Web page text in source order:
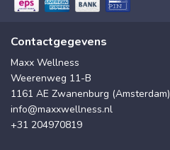
Contactgegevens
Maxx Wellness
Weerenweg 11-B
1161 AE Zwanenburg (Amsterdam)
info@maxxwellness.nl
+31 204970819